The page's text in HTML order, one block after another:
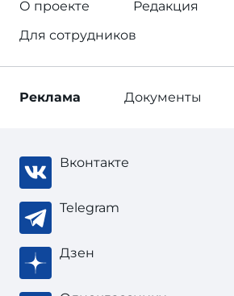
О проекте
Редакция
Для сотрудников
Реклама Документы
Вконтакте
Telegram
Дзен